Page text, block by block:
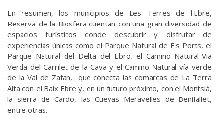
En resumen, los municipios de Les Terres de l'Ebre,
Reserva de la Biosfera cuentan con una gran diversidad de
espacios turísticos donde descubrir y disfrutar de
experiencias únicas como el Parque Natural de Els Ports, el
Parque Natural del Delta del Ebro, el Camino Natural-Via
Verda del Carrilet de la Cava y el Camino Natural-vía verde
de la Val de Zafan, que conecta las comarcas de La Terra
Alta con el Baix Ebre y, en un futuro próximo, con el Montsià,
la sierra de Cardo, las Cuevas Meravelles de Benifallet,
entre otras.